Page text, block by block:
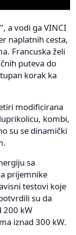
a vodi ga VINCI
naplatnih cesta,
Francuska želi
puteva do
korak ka
modificirana
kombi,
su se dinamički
sa
prijemnike
testovi koje
su da
200 kW
iznad 300 kW.